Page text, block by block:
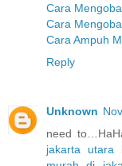
Cara
Cara
Cara Ampuh
Reply
Unknown
need
jakarta utara